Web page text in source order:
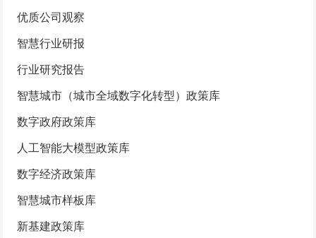
优质公司观察
智慧行业研报
行业研究报告
智慧城市（城市全域数字化转型）政策库
数字政府政策库
人工智能大模型政策库
数字经济政策库
智慧城市样板库
新基建政策库